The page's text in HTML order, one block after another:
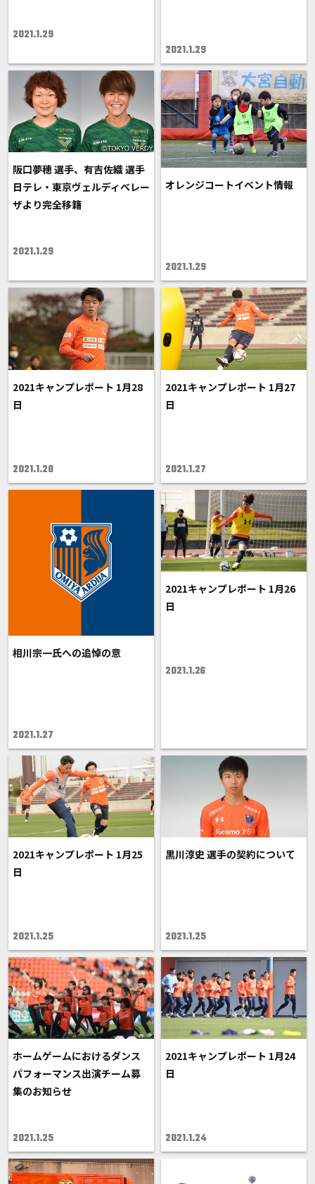
2021.1.29
2021.1.29
阪口夢穂 選手、有吉佐織 選手
日テレ・東京ヴェルディベレー
ザより完全移籍
2021.1.29
オレンジコートイベント情報
2021.1.29
2021キャンプレポート 1月28
日
2021.1.28
2021キャンプレポート 1月27
日
2021.1.27
相川宗一氏への追悼の意
2021.1.27
2021キャンプレポート 1月26
日
2021.1.26
2021キャンプレポート 1月25
日
2021.1.25
黒川淳史 選手の契約について
2021.1.25
ホームゲームにおけるダンス
パフォーマンス出演チーム募
集のお知らせ
2021.1.25
2021キャンプレポート 1月24
日
2021.1.24